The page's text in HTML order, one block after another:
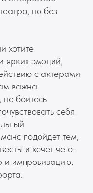
но без
хотите
ярких эмоций,
с актерами
важна
боитесь
себя
подойдет тем,
и хочет чего-
и импровизацию,